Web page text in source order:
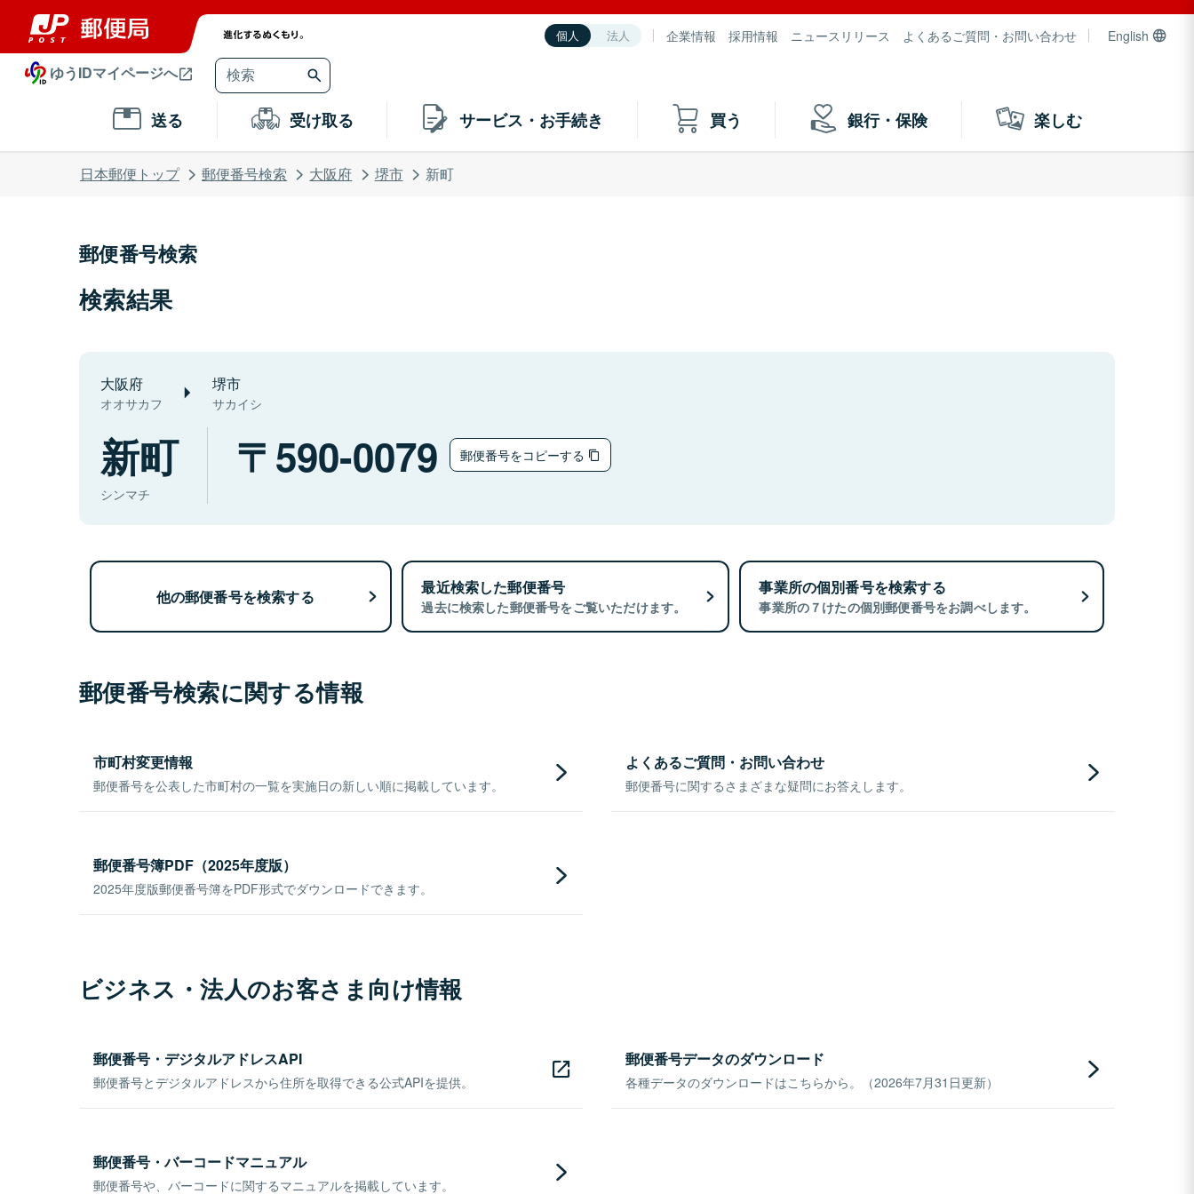
個人 法人 企業情報 採用情報 ニュースリリース よくあるご質問・お問い合わせ English
ゆうIDマイページへ
送る 受け取る サービス・お手続き 買う 銀行・保険 楽しむ
日本郵便トップ 郵便番号検索 大阪府 堺市 新町
郵便番号検索
検索結果
大阪府
オオサカフ
堺市
サカイシ
新町
シンマチ
590-0079 郵便番号をコピーする
他の郵便番号を検索する 最近検索した郵便番号
過去に検索した郵便番号をご覧いただけます。
事業所の個別番号を検索する
事業所の７けたの個別郵便番号をお調べします。
郵便番号検索に関する情報
市町村変更情報
郵便番号を公表した市町村の一覧を実施日の新しい順に掲載しています。
よくあるご質問・お問い合わせ
郵便番号に関するさまざまな疑問にお答えします。
郵便番号簿PDF（2025年度版）
2025年度版郵便番号簿をPDF形式でダウンロードできます。
ビジネス・法人のお客さま向け情報
郵便番号・デジタルアドレスAPI
郵便番号とデジタルアドレスから住所を取得できる公式APIを提供。
郵便番号データのダウンロード
各種データのダウンロードはこちらから。（2026年7月31日更新）
郵便番号・バーコードマニュアル
郵便番号や、バーコードに関するマニュアルを掲載しています。